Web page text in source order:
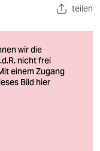
teilen